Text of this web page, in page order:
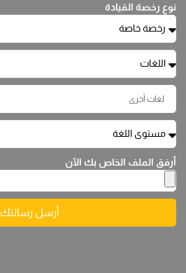
نوع رخصة القيادة
أرفق الملف الخاص بك الآن
أرسل رسالتك